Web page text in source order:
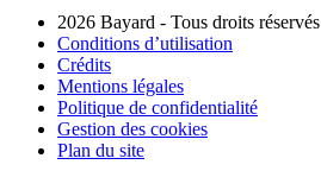
2026 Bayard - Tous droits réservés
Conditions d’utilisation
Crédits
Mentions légales
Politique de confidentialité
Gestion des cookies
Plan du site